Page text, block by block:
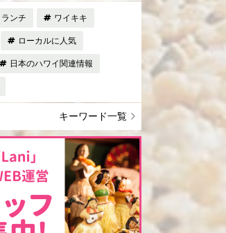
ランチ ワイキキ
ローカルに人気
日本のハワイ関連情報
キーワード一覧